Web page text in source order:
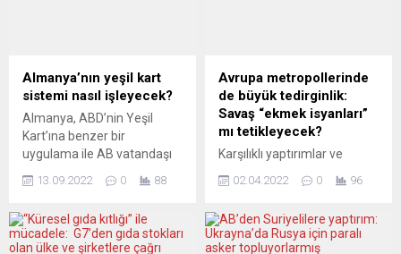
Almanya’nın yeşil kart
sistemi nasıl işleyecek?
Almanya, ABD’nin Yeşil
Kart’ına benzer bir
uygulama ile AB vatandaşı
Almanya’da çalışmasını
bu sistem nasıl işleyecek?
Dünyanın en büyük
13.09.2022 0 88
Avrupa metropollerinde
de büyük tedirginlik:
Savaş “ekmek isyanları”
mı tetikleyecek?
Karşılıklı yaptırımlar ve
Rusya’yı dünya pazarından
iddia ediliyor. Ama dünya
pazarı ve özellikle Avrupa
02.04.2022 0 96